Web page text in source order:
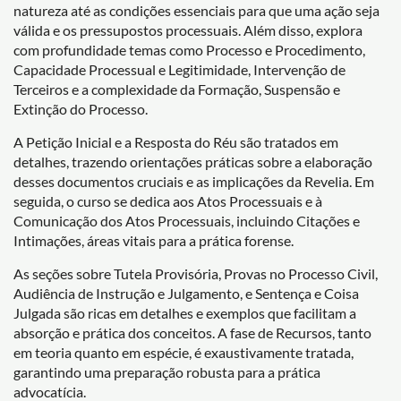
natureza até as condições essenciais para que uma ação seja
válida e os pressupostos processuais. Além disso, explora
com profundidade temas como Processo e Procedimento,
Capacidade Processual e Legitimidade, Intervenção de
Terceiros e a complexidade da Formação, Suspensão e
Extinção do Processo.
A Petição Inicial e a Resposta do Réu são tratados em
detalhes, trazendo orientações práticas sobre a elaboração
desses documentos cruciais e as implicações da Revelia. Em
seguida, o curso se dedica aos Atos Processuais e à
Comunicação dos Atos Processuais, incluindo Citações e
Intimações, áreas vitais para a prática forense.
As seções sobre Tutela Provisória, Provas no Processo Civil,
Audiência de Instrução e Julgamento, e Sentença e Coisa
Julgada são ricas em detalhes e exemplos que facilitam a
absorção e prática dos conceitos. A fase de Recursos, tanto
em teoria quanto em espécie, é exaustivamente tratada,
garantindo uma preparação robusta para a prática
advocatícia.